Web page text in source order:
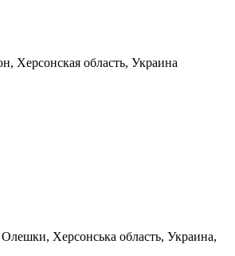
Херсонская область, Украина
Олешки, Херсонська область, Украина,